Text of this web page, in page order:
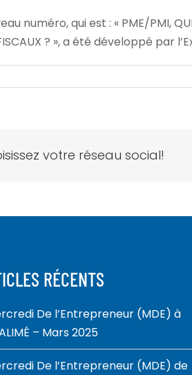
qui est : « PME/PMI, QUE
FISCAUX ? », a été développé par
votre réseau social!
RÉCENTS
De l’Entrepreneur (MDE) à
– Mars 2025
De l’Entrepreneur (MDE) de